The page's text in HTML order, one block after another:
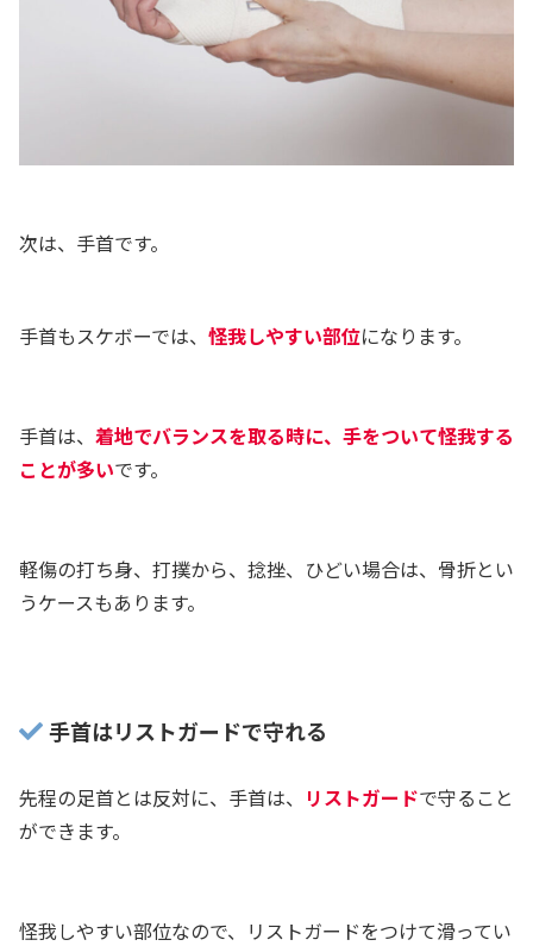
次は、手首です。
手首もスケボーでは、 怪我しやすい部位になります。
手首は、 着地でバランスを取る時に、手をついて怪我する
ことが多いです。
軽傷の打ち身、打撲から、捻挫、ひどい場合は、骨折とい
うケースもあります。
手首はリストガードで守れる
先程の足首とは反対に、手首は、 リストガードで守ること
ができます。
怪我しやすい部位なので、リストガードをつけて滑ってい